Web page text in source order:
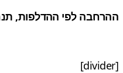
ההרחבה לפי ההדלפות, תנחת ב-15 בספטמבר, ותעלה כ-40 דולר. אנחנו צפויים
[divider]